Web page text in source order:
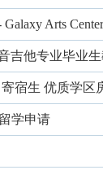
Arts
吉他专业毕业
宿生 优质学区
学申请